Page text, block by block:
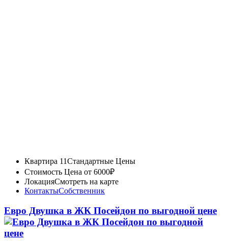
Квартира 11Стандартные Цены
Стоимость Цена от 6000₽
ЛокацияСмотреть на карте
КонтактыСобственник
Евро Двушка в ЖК Посейдон по выгодной цене